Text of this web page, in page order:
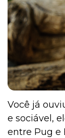
Você já
e sociável,
entre Pug e